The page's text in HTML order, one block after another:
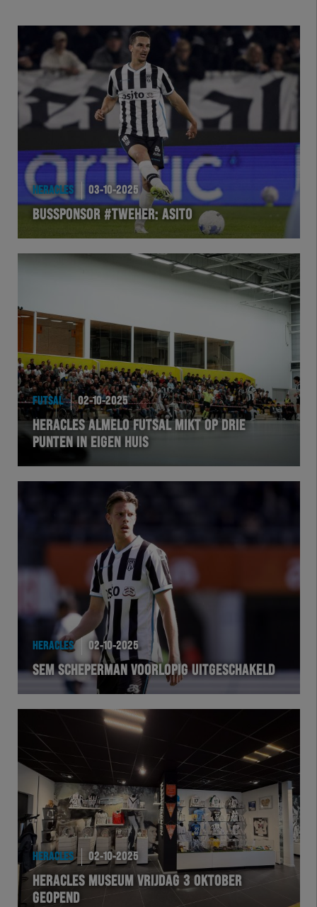
VVVHER
TELHER
HERVOL
HEREXC
EXCHER
Wedstrijd
Heracles
BusinessClub
Foundation
Futsal
eSports
Academie
HERACLES 03-10-2025
BUSSPONSOR #TWEHER: ASITO
FUTSAL 02-10-2025
HERACLES ALMELO FUTSAL MIKT OP DRIE
PUNTEN IN EIGEN HUIS
HERACLES 02-10-2025
SEM SCHEPERMAN VOORLOPIG UITGESCHAKELD
HERACLES 02-10-2025
HERACLES MUSEUM VRIJDAG 3 OKTOBER
GEOPEND